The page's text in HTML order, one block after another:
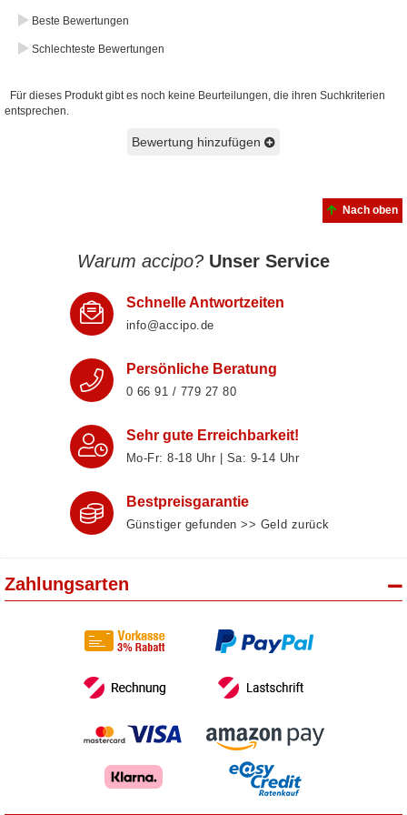
Beste Bewertungen
Schlechteste Bewertungen
Für dieses Produkt gibt es noch keine Beurteilungen, die ihren Suchkriterien
entsprechen.
Bewertung hinzufügen
Nach oben
Warum accipo? Unser Service
Schnelle Antwortzeiten
info@accipo.de
Persönliche Beratung
0 66 91 / 779 27 80
Sehr gute Erreichbarkeit!
Mo-Fr: 8‑18 Uhr | Sa: 9‑14 Uhr
Bestpreisgarantie
Günstiger gefunden >> Geld zurück
Zahlungsarten